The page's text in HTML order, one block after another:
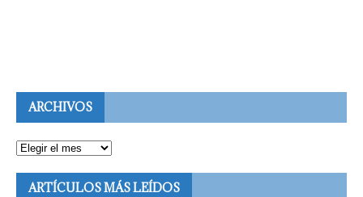
ARCHIVOS
ARTÍCULOS MÁS LEÍDOS